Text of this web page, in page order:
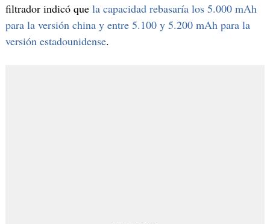
filtrador indicó que la capacidad rebasaría los 5.000 mAh
para la versión china y entre 5.100 y 5.200 mAh para la
versión estadounidense.